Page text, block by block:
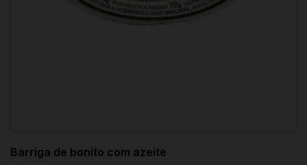
Barriga de bonito com azeite